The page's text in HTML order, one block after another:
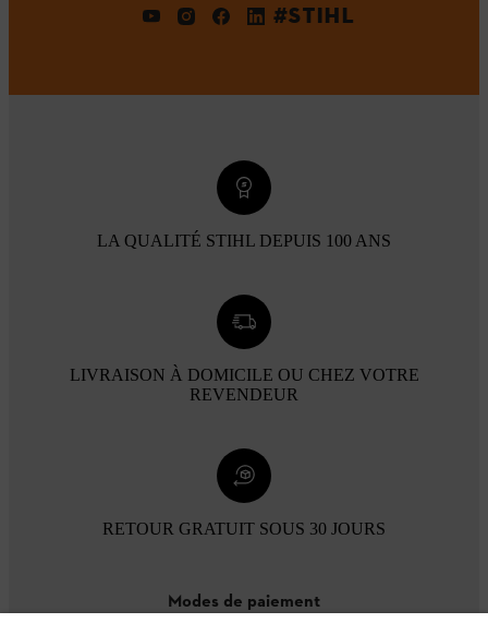
#STIHL
LA QUALITÉ STIHL DEPUIS 100 ANS
LIVRAISON À DOMICILE OU CHEZ VOTRE
REVENDEUR
RETOUR GRATUIT SOUS 30 JOURS
Modes de paiement